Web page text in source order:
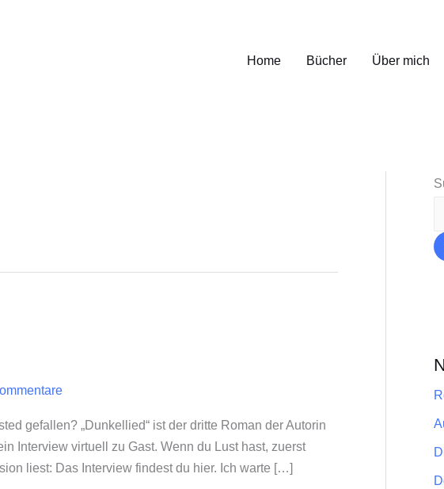
Home Bücher Über mich
gefallen? „Dunkellied“ ist der dritte Roman der Autorin
Interview virtuell zu Gast. Wenn du Lust hast, zuerst
liest: Das Interview findest du hier. Ich warte […]